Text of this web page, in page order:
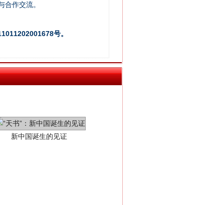
作交流。
号。
新中国诞生的见证